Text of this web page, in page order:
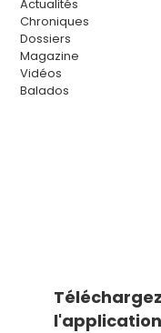
Actualités
Chroniques
Dossiers
Magazine
Vidéos
Balados
Téléchargez
l'application